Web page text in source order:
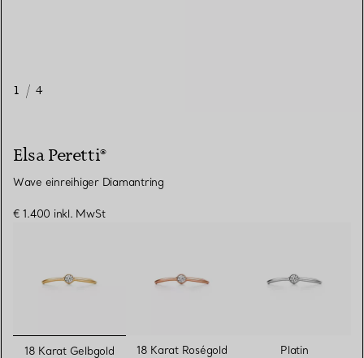
1 / 4
Elsa Peretti®
Wave einreihiger Diamantring
€ 1.400 inkl. MwSt
ausgewählt
18 Karat Gelbgold 18 Karat Roségold Platin